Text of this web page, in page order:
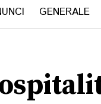
GENERALE